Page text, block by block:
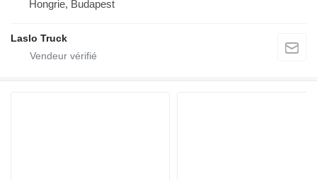
Hongrie, Budapest
Laslo Truck